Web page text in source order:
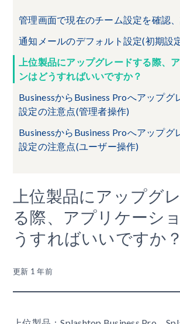
管理画面で現在のチーム設定を確認
通知メールのデフォルト設定(初期設
上位製品にアップグレードする際、
ンはどうすればいいですか？
BusinessからBusiness Proへアップグ
設定の注意点(管理者操作)
BusinessからBusiness Proへアップグ
設定の注意点(ユーザー操作)
上位製品にアップグ
る際、アプリケーシ
うすればいいですか？
更新 1 年前